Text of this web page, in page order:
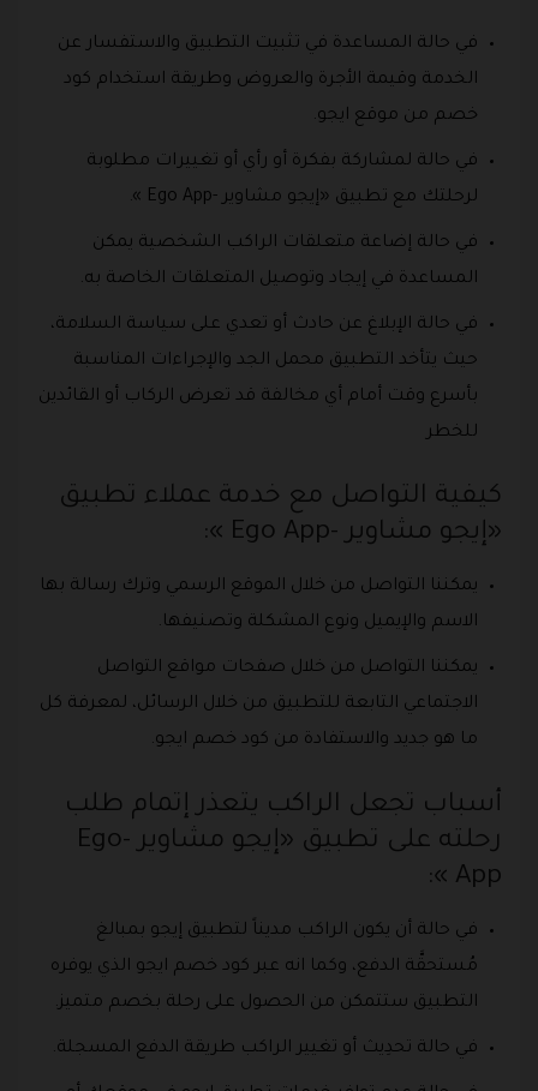
في حالة المساعدة في تثبيت التطبيق والاستفسار عن
الخدمة وقيمة الأجرة والعروض وطريقة استخدام كود
خصم من موقع ايجو.
في حالة لمشاركة بفكرة أو رأي أو تغييرات مطلوبة
لرحلتك مع تطبيق «إيجو مشاوير -Ego App ».
في حالة إضاعة متعلقات الراكب الشخصية يمكن
المساعدة في إيجاد وتوصيل المتعلقات الخاصة به.
في حالة الإبلاغ عن حادث أو تعدي على سياسة السلامة،
حيث يتأخد التطبيق محمل الجد والإجراءات المناسبة
بأسرع وقت أمام أي مخالفة قد تعرض الركاب أو القائدين
للخطر
كيفية التواصل مع خدمة عملاء تطبيق
«إيجو مشاوير -Ego App »:
يمكننا التواصل من خلال الموقع الرسمي وترك رسالة بها
الاسم والإيميل ونوع المشكلة وتصنيفها.
يمكننا التواصل من خلال صفحات مواقع التواصل
الاجتماعي التابعة للتطبيق من خلال الرسائل، لمعرفة كل
ما هو جديد والاستفادة من كود خصم ايجو.
أسباب تجعل الراكب يتعذر إتمام طلب
رحلته على تطبيق «إيجو مشاوير -Ego
App »:
في حالة أن يكون الراكب مديناً لتطبيق إيجو بمبالغ
مُستحقَّة الدفع، وكما انه عبر كود خصم ايجو الذي يوفره
التطبيق ستتمكن من الحصول على رحلة بخصم متميز.
في حالة تحدِيث أو تغيير الراكب طريقة الدفع المسجلة.